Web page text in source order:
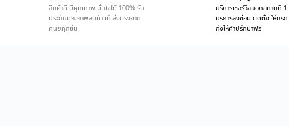
สินค้าดี มีคุณภาพ มั่นใจได้ 100% รับ
ประกันคุณภาพสินค้าแท้ ส่งตรงจาก
ศูนย์ทุกชิ้น
บริการเซอร์วิสนอกสถานที่
บริการส่งซ่อม ติดตั้ง ให้บริก
ถึงให้คำปรึกษาฟรี